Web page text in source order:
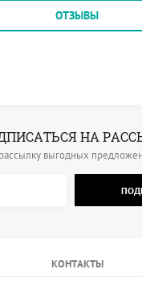
ОТЗЫВЫ
НА
выгодных
КОНТАКТЫ